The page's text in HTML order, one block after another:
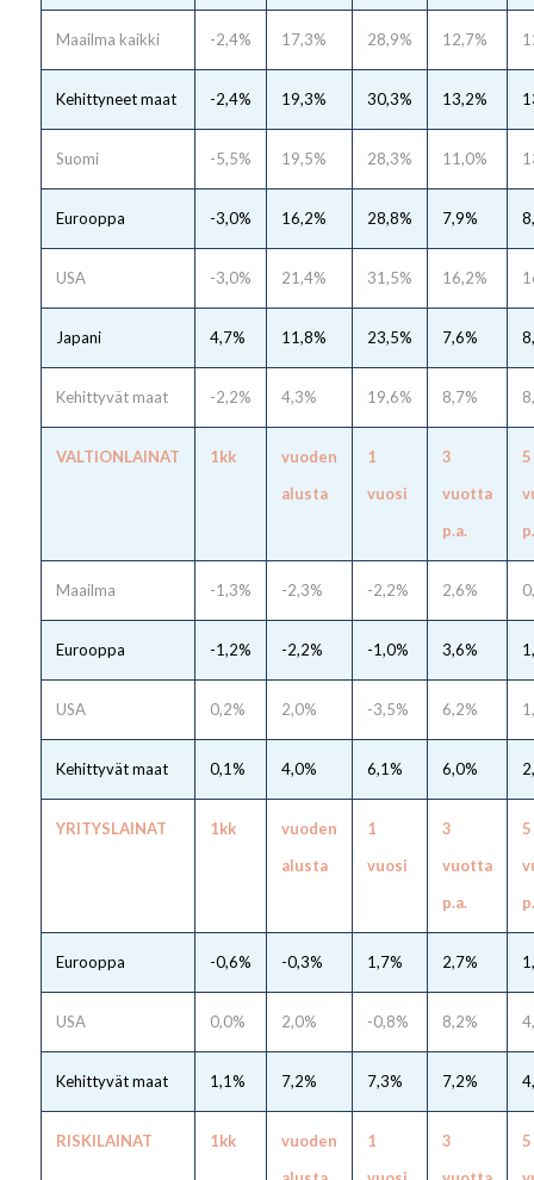
Maailma kaikki -2,4% 17,3% 28,9% 12,7%
Kehittyneet maat -2,4% 19,3% 30,3% 13,2%
Suomi -5,5% 19,5% 28,3% 11,0%
Eurooppa -3,0% 16,2% 28,8% 7,9%
USA -3,0% 21,4% 31,5% 16,2%
Japani 4,7% 11,8% 23,5% 7,6%
Kehittyvät maat -2,2% 4,3% 19,6% 8,7%
VALTIONLAINAT 1kk
vuoden
alusta
1
vuosi
3
vuotta
p.a.
5
Maailma -1,3% -2,3% -2,2% 2,6%
Eurooppa -1,2% -2,2% -1,0% 3,6%
USA 0,2% 2,0% -3,5% 6,2%
Kehittyvät maat 0,1% 4,0% 6,1% 6,0%
YRITYSLAINAT 1kk
vuoden
alusta
1
vuosi
3
vuotta
p.a.
5
Eurooppa -0,6% -0,3% 1,7% 2,7%
USA 0,0% 2,0% -0,8% 8,2%
Kehittyvät maat 1,1% 7,2% 7,3% 7,2%
RISKILAINAT 1kk
vuoden
1
3
5